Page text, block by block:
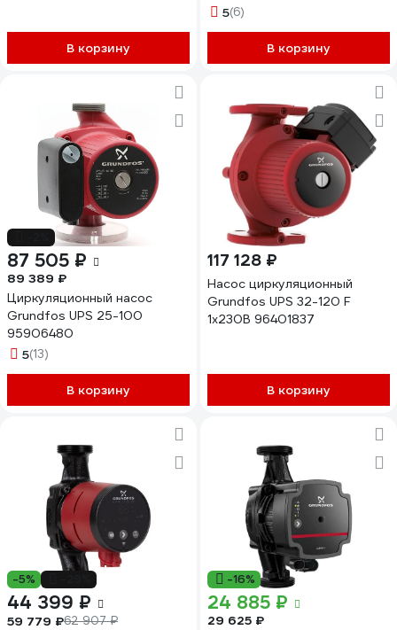
В корзину
5(6)
В корзину
87 505 ₽
89 389 ₽
Циркуляционный насос
Grundfos UPS 25-100
95906480
5(13)
В корзину
117 128 ₽
Насос циркуляционный
Grundfos UPS 32-120 F
1x230В 96401837
В корзину
-5%
44 399 ₽
59 779 ₽62 907 ₽
-16%
24 885 ₽
29 625 ₽